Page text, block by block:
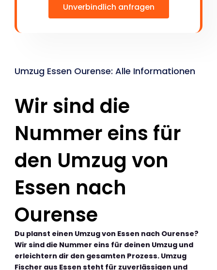
Unverbindlich anfragen
Umzug Essen Ourense: Alle Informationen
Wir sind die
Nummer eins für
den Umzug von
Essen nach
Ourense
Du planst einen Umzug von Essen nach Ourense?
Wir sind die Nummer eins für deinen Umzug und
erleichtern dir den gesamten Prozess. Umzug
Fischer aus Essen steht für zuverlässigen und